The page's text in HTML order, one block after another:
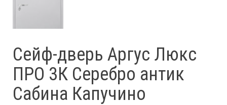
Сейф-дверь Аргус Люкс
ПРО 3К Серебро антик
Сабина Капучино